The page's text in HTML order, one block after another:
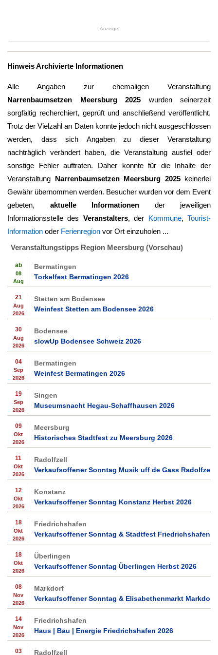
Anzeige
Hinweis Archivierte Informationen
Alle Angaben zur ehemaligen Veranstaltung
Narrenbaumsetzen Meersburg 2025 wurden seinerzeit
sorgfältig recherchiert, geprüft und anschließend veröffentlicht.
Trotz der Vielzahl an Daten konnte jedoch nicht ausgeschlossen
werden, dass sich Angaben zu dieser Veranstaltung
nachträglich verändert haben, die Veranstaltung ausfiel oder
sonstige Fehler auftraten. Daher konnte für die Inhalte der
Veranstaltung Narrenbaumsetzen Meersburg 2025keinerlei
Gewähr übernommen werden. Besucher wurden vor dem Event
gebeten, aktuelle Informationen der jeweiligen
Informationsstelle des Veranstalters, der Kommune,Tourist-
Information oder Ferienregion vor Ort einzuholen ...
Veranstaltungstipps Region Meersburg (Vorschau)
ab
08
Aug
Bermatingen
Torkelfest Bermatingen 2026
21
Aug
2026
Stetten am Bodensee
Weinfest Stetten am Bodensee 2026
30
Aug
2026
Bodensee
slowUp Bodensee Schweiz 2026
04
Sep
2026
Bermatingen
Weinfest Bermatingen 2026
19
Sep
2026
Singen
Museumsnacht Hegau-Schaffhausen 2026
09
Okt
2026
Meersburg
Historisches Stadtfest zu Meersburg 2026
11
Okt
2026
Radolfzell
Verkaufsoffener Sonntag Musik uff de Gass Radolfzell
12
Okt
2026
Konstanz
Verkaufsoffener Sonntag Konstanz Herbst 2026
18
Okt
2026
Friedrichshafen
Verkaufsoffener Sonntag & Stadtfest Friedrichshafen
18
Okt
2026
Überlingen
Verkaufsoffener Sonntag Überlingen Herbst 2026
08
Nov
2026
Markdorf
Verkaufsoffener Sonntag & Elisabethenmarkt Markdorf
14
Nov
2026
Friedrichshafen
Haus | Bau | Energie Friedrichshafen 2026
03 Radolfzell